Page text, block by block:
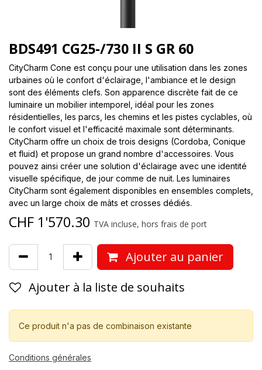
BDS491 CG25-/730 II S GR 60
CityCharm Cone est conçu pour une utilisation dans les zones
urbaines où le confort d'éclairage, l'ambiance et le design
sont des éléments clefs. Son apparence discrète fait de ce
luminaire un mobilier intemporel, idéal pour les zones
résidentielles, les parcs, les chemins et les pistes cyclables, où
le confort visuel et l'efficacité maximale sont déterminants.
CityCharm offre un choix de trois designs (Cordoba, Conique
et fluid) et propose un grand nombre d'accessoires. Vous
pouvez ainsi créer une solution d'éclairage avec une identité
visuelle spécifique, de jour comme de nuit. Les luminaires
CityCharm sont également disponibles en ensembles complets,
avec un large choix de mâts et crosses dédiés.
CHF 1'570.30 TVA incluse, hors frais de port
Ajouter au panier
Ajouter à la liste de souhaits
Ce produit n'a pas de combinaison existante
Conditions générales